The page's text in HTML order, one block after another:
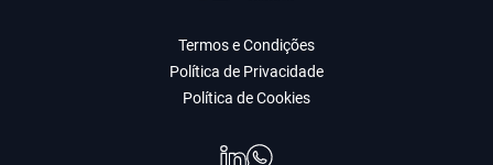
Termos e Condições
Política de Privacidade
Política de Cookies